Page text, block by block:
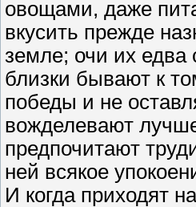
овощами, даже
вкусить прежде
земле; очи их едва
близки бывают к
победы и не
вожделевают
предпочитают
ней всякое
И когда приходят